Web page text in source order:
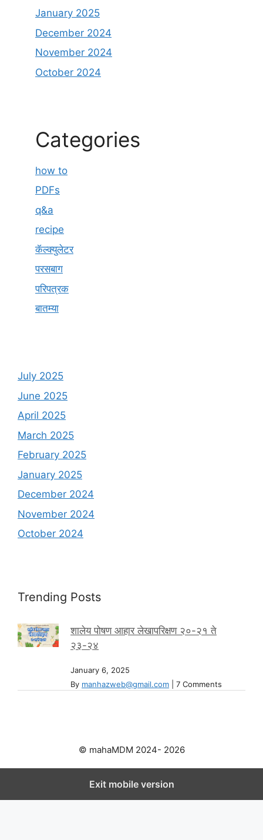
January 2025
December 2024
November 2024
October 2024
Categories
how to
PDFs
q&a
recipe
कॅल्क्युलेटर
परसबाग
परिपत्रक
बातम्या
July 2025
June 2025
April 2025
March 2025
February 2025
January 2025
December 2024
November 2024
October 2024
Trending Posts
शालेय पोषण आहार लेखापरिक्षण २०-२१ ते
२३-२४
January 6, 2025
By manhazweb@gmail.com 7 Comments
© mahaMDM 2024- 2026
Exit mobile version